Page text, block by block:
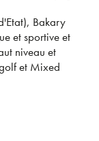
Bakary
et sportive et
niveau et
et Mixed